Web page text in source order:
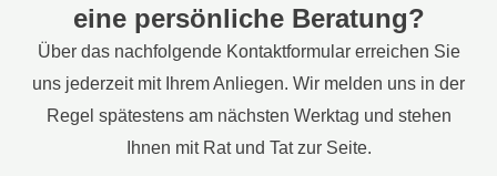
eine persönliche Beratung?
Über das nachfolgende Kontaktformular erreichen Sie
uns jederzeit mit Ihrem Anliegen. Wir melden uns in der
Regel spätestens am nächsten Werktag und stehen
Ihnen mit Rat und Tat zur Seite.